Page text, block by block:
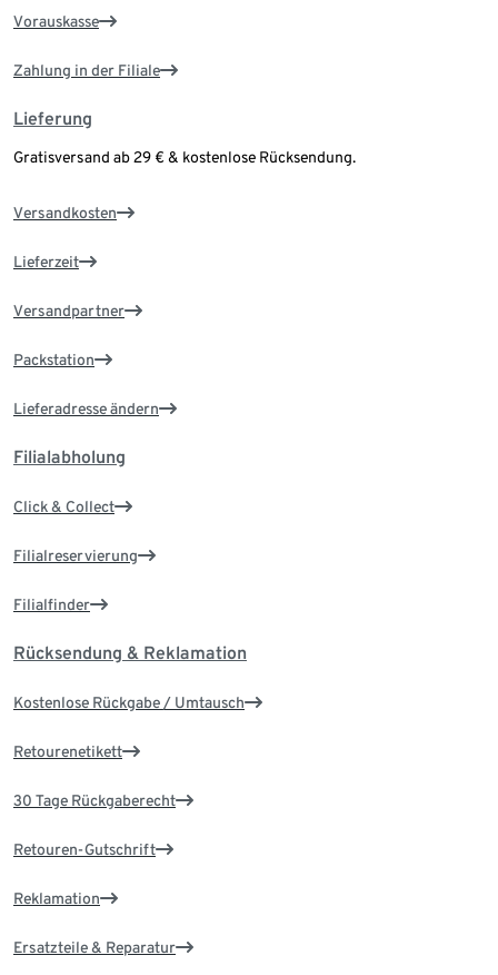
Vorauskasse
Zahlung in der Filiale
Lieferung
Gratisversand ab 29 € & kostenlose Rücksendung.
Versandkosten
Lieferzeit
Versandpartner
Packstation
Lieferadresse ändern
Filialabholung
Click & Collect
Filialreservierung
Filialfinder
Rücksendung & Reklamation
Kostenlose Rückgabe / Umtausch
Retourenetikett
30 Tage Rückgaberecht
Retouren-Gutschrift
Reklamation
Ersatzteile & Reparatur